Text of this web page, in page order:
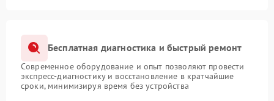
Бесплатная диагностика и быстрый ремонт
Современное оборудование и опыт позволяют провести
экспресс-диагностику и восстановление в кратчайшие
сроки, минимизируя время без устройства